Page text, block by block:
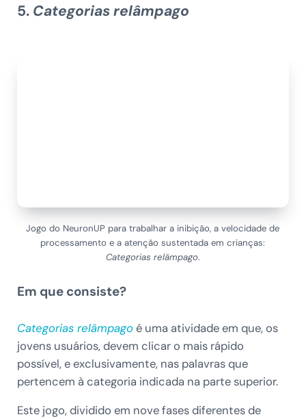
5. Categorias relâmpago
Jogo do NeuronUP para trabalhar a inibição, a velocidade de
processamento e a atenção sustentada em crianças:
Categorias relâmpago.
Em que consiste?
Categorias relâmpagoé uma atividade em que, os
jovens usuários, devem clicar o mais rápido
possível, e exclusivamente, nas palavras que
pertencem à categoria indicada na parte superior.
Este jogo, dividido em nove fases diferentes de